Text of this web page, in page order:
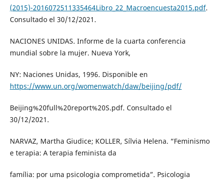
(2015)-2016072511335464Libro_22_Macroencuesta2015.pdf.
Consultado el 30/12/2021.
NACIONES UNIDAS. Informe de la cuarta conferencia
mundial sobre la mujer. Nueva York,
NY: Naciones Unidas, 1996. Disponible en
https://www.un.org/womenwatch/daw/beijing/pdf/
Beijing%20full%20report%20S.pdf. Consultado el
30/12/2021.
NARVAZ, Martha Giudice; KOLLER, Sílvia Helena. “Feminismo
e terapia: A terapia feminista da
família: por uma psicologia comprometida”. Psicologia